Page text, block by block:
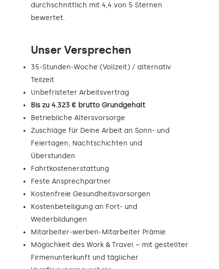
durchschnittlich mit 4,4 von 5 Sternen
bewertet.
Unser Versprechen
35-Stunden-Woche (Vollzeit) / alternativ
Teilzeit
Unbefristeter Arbeitsvertrag
Bis zu 4.323 € brutto Grundgehalt
Betriebliche Altersvorsorge
Zuschläge für Deine Arbeit an Sonn- und
Feiertagen, Nachtschichten und
Überstunden
Fahrtkostenerstattung
Feste Ansprechpartner
Kostenfreie Gesundheitsvorsorgen
Kostenbeteiligung an Fort- und
Weiterbildungen
Mitarbeiter-werben-Mitarbeiter Prämie
Möglichkeit des Work & Travel – mit gestellter
Firmenunterkunft und täglicher